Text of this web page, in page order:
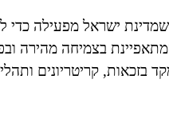
ישראל מפעילה
בצמיחה מהירה
בזכאות, קריטריונים